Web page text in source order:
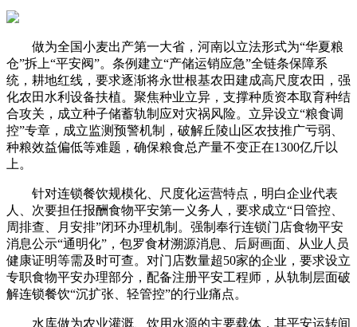
做为全国小麦出产第一大省，河南以立法形式为“华夏粮
仓”拆上“平安阀”。条例建立“产储运销应急”全链条保障系
统，耕地红线，要求逐渐将永世根基农田建成高尺度农田，强
化农田水利设备扶植。聚焦种业立异，支撑种质资本取育种结
合攻关，成立种子储蓄轨制应对灾祸风险。立异设立“粮食调
控”专章，成立监测预警机制，破解丘陵山区农技推广亏弱、
种粮效益偏低等难题，确保粮食总产量不变正在1300亿斤以
上。
针对连锁餐饮规模化、尺度化运营特点，明白企业代表
人、次要担任报酬食物平安第一义务人，要求成立“日管控、
周排查、月安排”闭环办理机制。强制奉行连锁门店食物平安
消息公示“通明化”，包罗食材溯源消息、后厨画面、从业人员
健康证明等需及时可查。对门店数量超50家的企业，要求设立
专职食物平安办理部分，配备注册平安工程师，从轨制层面破
解连锁餐饮“沉扩张、轻管控”的行业痛点。
水库做为农业灌溉、饮用水源的主要载体，其平安运转间